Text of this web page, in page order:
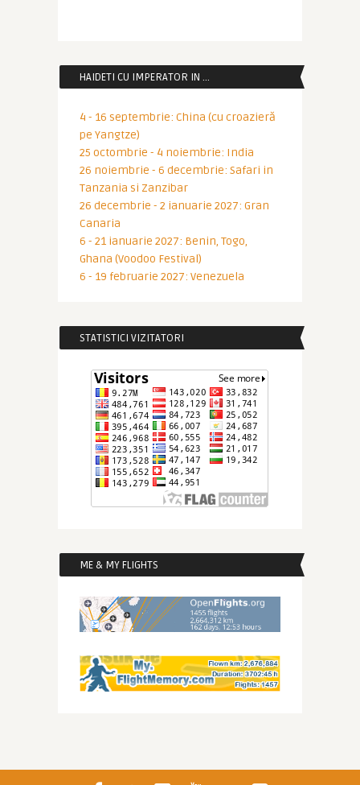
HAIDETI CU IMPERATOR IN …
4 - 16 septembrie: China (cu croazieră
pe Yangtze)
25 octombrie - 4 noiembrie: India
26 noiembrie - 6 decembrie: Safari in
Tanzania si Zanzibar
26 decembrie - 2 ianuarie 2027: Gran
Canaria
6 - 21 ianuarie 2027: Benin, Togo,
Ghana (Voodoo Festival)
6 - 19 februarie 2027: Venezuela
STATISTICI VIZITATORI
ME & MY FLIGHTS